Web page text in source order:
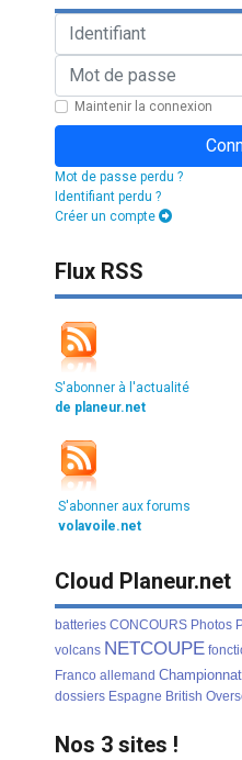
Identifiant
Mot de passe
Maintenir la connexion
Mot de passe perdu ?
Identifiant perdu ?
Créer un compte
Flux RSS
S'abonner à l'actualité
de planeur.net
S'abonner aux forums
volavoile.net
Cloud Planeur.net
batteries CONCOURS Photos
volcans NETCOUPE
Franco allemand Championnat
dossiers Espagne British
Nos 3 sites !